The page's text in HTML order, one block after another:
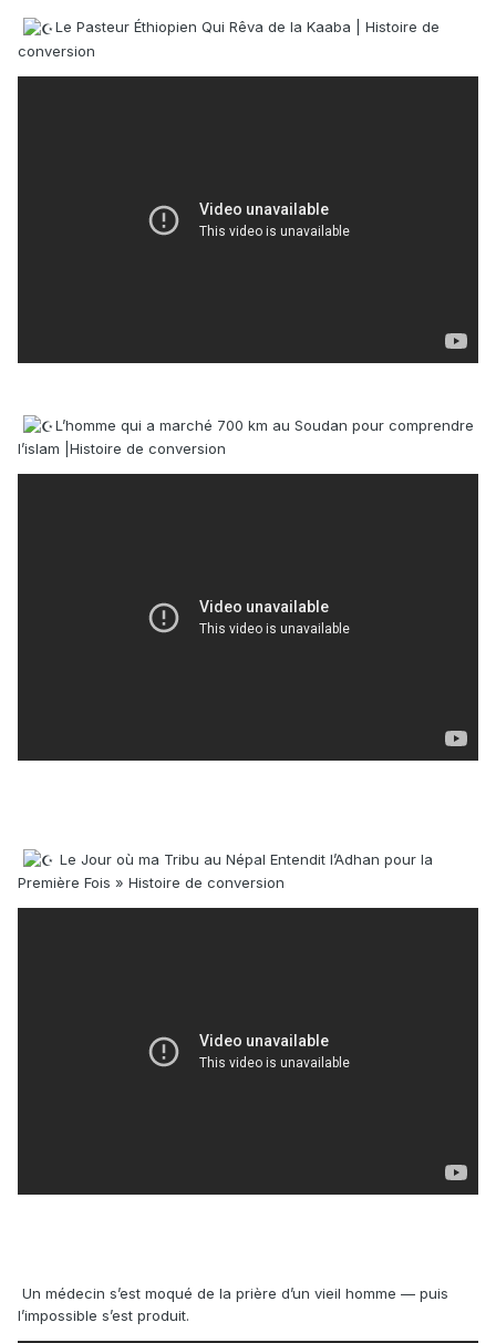
Le Pasteur Éthiopien Qui Rêva de la Kaaba | Histoire de
conversion
L’homme qui a marché 700 km au Soudan pour comprendre
l’islam |Histoire de conversion
Le Jour où ma Tribu au Népal Entendit l’Adhan pour la
Première Fois » Histoire de conversion
Un médecin s’est moqué de la prière d’un vieil homme — puis
l’impossible s’est produit.